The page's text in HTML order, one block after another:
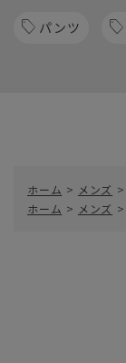
パンツ
ホーム > メンズ >
ホーム > メンズ >